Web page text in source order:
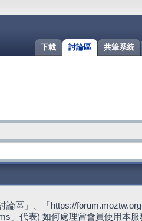
共筆系統
討論區
下載
區」、「https://
」代表) 如何處理當會員使用本